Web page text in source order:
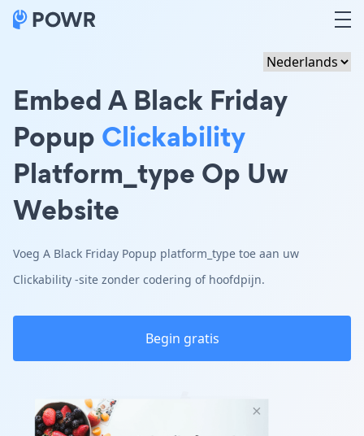
Embed A Black Friday
Popup Clickability
Platform_type Op Uw
Website
Voeg A Black Friday Popup platform_type toe aan uw
Clickability -site zonder codering of hoofdpijn.
Begin gratis